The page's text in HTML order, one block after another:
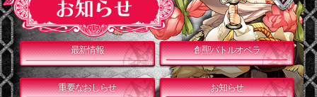
最新情報 創聖バトルオペラ
重要なおしらせ お知らせ